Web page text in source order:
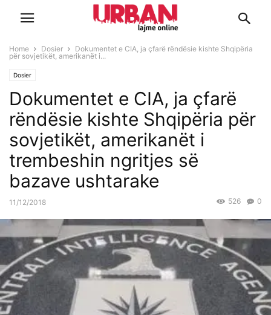
Home Dosier
Dokumentet e CIA, ja çfarë rëndësie kishte Shqipëria
për sovjetikët, amerikanët i...
Dosier
Dokumentet e CIA, ja çfarë
rëndësie kishte Shqipëria për
sovjetikët, amerikanët i
trembeshin ngritjes së
bazave ushtarake
11/12/2018 0
526